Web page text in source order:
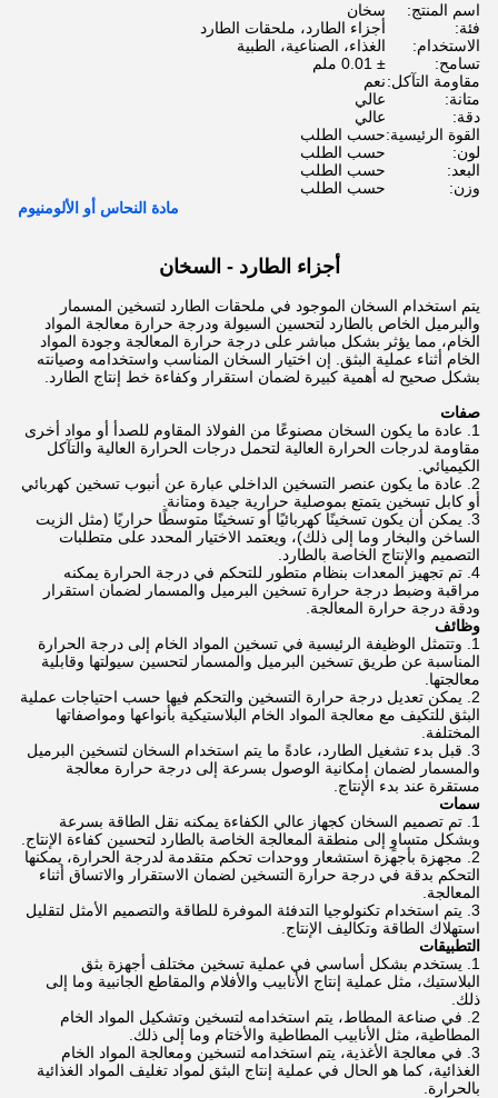
اسم المنتج:
سخان
فئة:
أجزاء الطارد، ملحقات الطارد
الاستخدام:
الغذاء، الصناعية، الطبية
تسامح:
± 0.01 ملم
مقاومة التآكل:نعم
متانة:
عالي
دقة:
عالي
القوة الرئيسية:حسب الطلب
لون:
حسب الطلب
البعد:
حسب الطلب
وزن:
حسب الطلب
مادة النحاس أو الألومنيوم
أجزاء الطارد - السخان
يتم استخدام السخان الموجود في ملحقات الطارد لتسخين المسمار
والبرميل الخاص بالطارد لتحسين السيولة ودرجة حرارة معالجة المواد
الخام، مما يؤثر بشكل مباشر على درجة حرارة المعالجة وجودة المواد
الخام أثناء عملية البثق. إن اختيار السخان المناسب واستخدامه وصيانته
بشكل صحيح له أهمية كبيرة لضمان استقرار وكفاءة خط إنتاج الطارد.
صفات
عادة ما يكون السخان مصنوعًا من الفولاذ المقاوم للصدأ أو مواد أخرى
مقاومة لدرجات الحرارة العالية لتحمل درجات الحرارة العالية والتآكل
الكيميائي.
عادة ما يكون عنصر التسخين الداخلي عبارة عن أنبوب تسخين كهربائي
أو كابل تسخين يتمتع بموصلية حرارية جيدة ومتانة.
يمكن أن يكون تسخينًا كهربائيًا أو تسخينًا متوسطًا حراريًا (مثل الزيت
الساخن والبخار وما إلى ذلك)، ويعتمد الاختيار المحدد على متطلبات
التصميم والإنتاج الخاصة بالطارد.
تم تجهيز المعدات بنظام متطور للتحكم في درجة الحرارة يمكنه
مراقبة وضبط درجة حرارة تسخين البرميل والمسمار لضمان استقرار
ودقة درجة حرارة المعالجة.
وظائف
وتتمثل الوظيفة الرئيسية في تسخين المواد الخام إلى درجة الحرارة
المناسبة عن طريق تسخين البرميل والمسمار لتحسين سيولتها وقابلية
معالجتها.
يمكن تعديل درجة حرارة التسخين والتحكم فيها حسب احتياجات عملية
البثق للتكيف مع معالجة المواد الخام البلاستيكية بأنواعها ومواصفاتها
المختلفة.
قبل بدء تشغيل الطارد، عادةً ما يتم استخدام السخان لتسخين البرميل
والمسمار لضمان إمكانية الوصول بسرعة إلى درجة حرارة معالجة
مستقرة عند بدء الإنتاج.
سمات
تم تصميم السخان كجهاز عالي الكفاءة يمكنه نقل الطاقة بسرعة
وبشكل متساوٍ إلى منطقة المعالجة الخاصة بالطارد لتحسين كفاءة الإنتاج.
مجهزة بأجهزة استشعار ووحدات تحكم متقدمة لدرجة الحرارة، يمكنها
التحكم بدقة في درجة حرارة التسخين لضمان الاستقرار والاتساق أثناء
المعالجة.
يتم استخدام تكنولوجيا التدفئة الموفرة للطاقة والتصميم الأمثل لتقليل
استهلاك الطاقة وتكاليف الإنتاج.
التطبيقات
يستخدم بشكل أساسي في عملية تسخين مختلف أجهزة بثق
البلاستيك، مثل عملية إنتاج الأنابيب والأفلام والمقاطع الجانبية وما إلى
ذلك.
في صناعة المطاط، يتم استخدامه لتسخين وتشكيل المواد الخام
المطاطية، مثل الأنابيب المطاطية والأختام وما إلى ذلك.
في معالجة الأغذية، يتم استخدامه لتسخين ومعالجة المواد الخام
الغذائية، كما هو الحال في عملية إنتاج البثق لمواد تغليف المواد الغذائية
بالحرارة.